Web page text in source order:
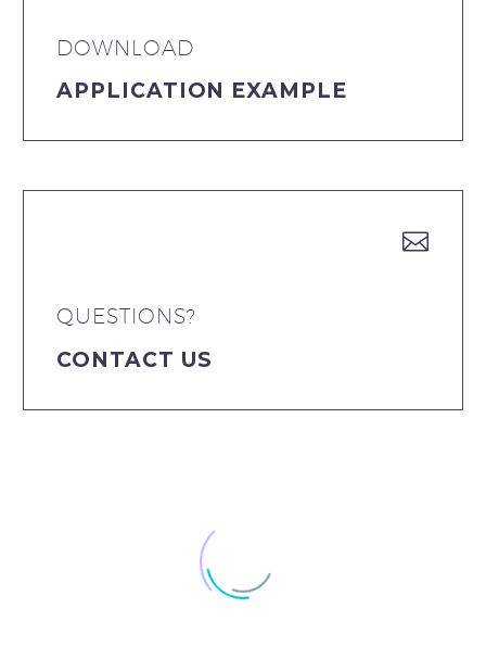
DOWNLOAD
APPLICATION EXAMPLE


QUESTIONS?
CONTACT US